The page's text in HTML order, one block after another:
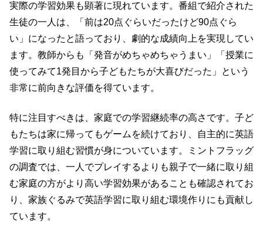
実際の学習効果も顕著に現れています。番組で紹介された
生徒の一人は、「前は20点ぐらいだったけど90点ぐら
い」になったと語っており、劇的な成績向上を実現してい
ます。教師からも「発音がめちゃめちゃうまい」「授業に
使ってみて1発目から子どもたちが大喜びだった」という
非常に前向きな評価を得ています。
特に注目すべきは、家庭での学習継続率の高さです。子ど
もたちは家に帰ってもゲームを続けており、自主的に英語
学習に取り組む習慣が身についています。ミントフラッグ
の調査では、一人でプレイするよりも親子で一緒に取り組
む家庭の方がより高い学習効果があることも確認されてお
り、家族ぐるみで英語学習に取り組む環境作りにも貢献し
ています。